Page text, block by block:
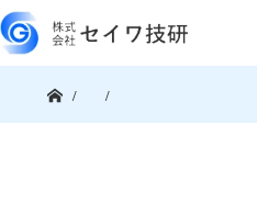
ホーム